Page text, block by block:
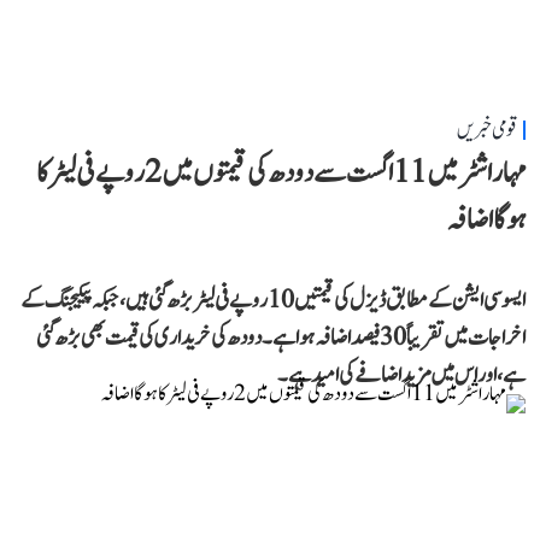
قومی خبریں
مہاراشٹر میں 11 اگست سے دودھ کی قیمتوں میں 2 روپے فی لیٹر کا
ہوگا اضافہ
ایسوسی ایشن کے مطابق ڈیزل کی قیمتیں 10 روپے فی لیٹر بڑھ گئی ہیں، جبکہ پیکیجنگ کے
اخراجات میں تقریباً 30 فیصد اضافہ ہوا ہے۔ دودھ کی خریداری کی قیمت بھی بڑھ گئی
ہے، اور اس میں مزید اضافے کی امید ہے۔